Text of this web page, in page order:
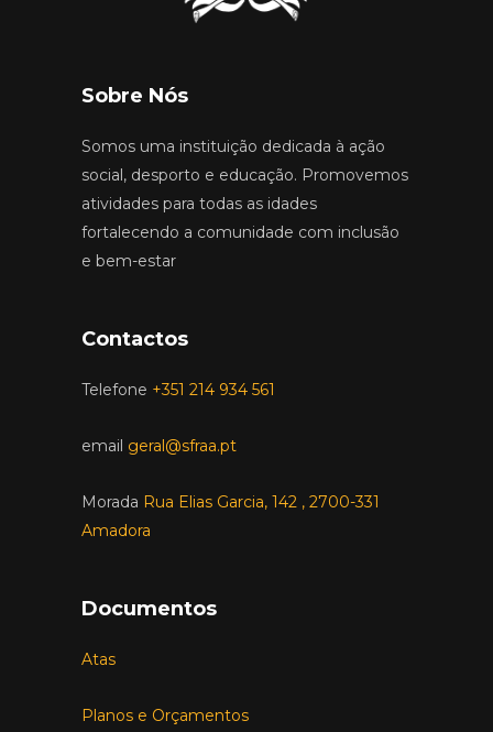
Sobre Nós
Somos uma instituição dedicada à ação
social, desporto e educação. Promovemos
atividades para todas as idades
fortalecendo a comunidade com inclusão
e bem-estar
Contactos
Telefone +351 214 934 561
email geral@sfraa.pt
Morada Rua Elias Garcia, 142 , 2700-331
Amadora
Documentos
Atas
Planos e Orçamentos